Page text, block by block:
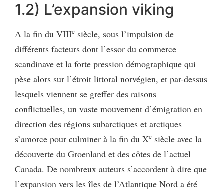
1.2) L’expansion viking
A la fin du VIIIe siècle, sous l’impulsion de
différents facteurs dont l’essor du commerce
scandinave et la forte pression démographique qui
pèse alors sur l’étroit littoral norvégien, et par-dessus
lesquels viennent se greffer des raisons
conflictuelles, un vaste mouvement d’émigration en
direction des régions subarctiques et arctiques
s’amorce pour culminer à la fin du Xe siècle avec la
découverte du Groenland et des côtes de l’actuel
Canada. De nombreux auteurs s’accordent à dire que
l’expansion vers les îles de l’Atlantique Nord a été